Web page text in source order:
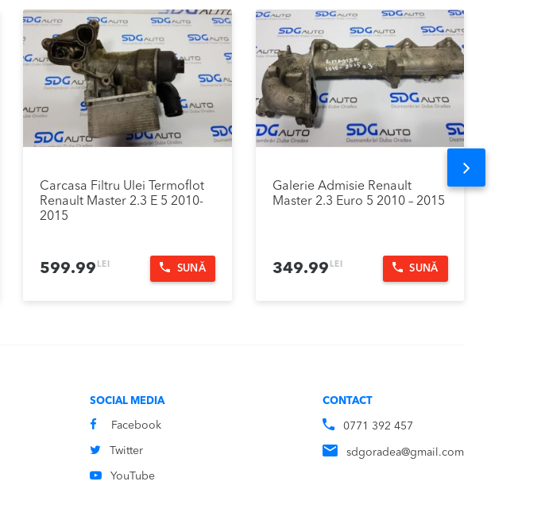
Carcasa Filtru Ulei Termoflot
Renault Master 2.3 E 5 2010-
2015
599.99 LEI SUNĂ
Galerie Admisie Renault
Master 2.3 Euro 5 2010 – 2015
349.99 LEI SUNĂ
Next
SOCIAL MEDIA
Facebook
Twitter
YouTube
CONTACT
0771 392 457
sdgoradea@gmail.com